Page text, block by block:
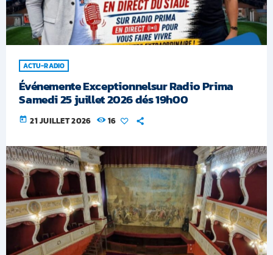
ACTU-RADIO
Événemente Exceptionnelsur Radio Prima
Samedi 25 juillet 2026 dés 19h00
today 21 JUILLET 2026 16